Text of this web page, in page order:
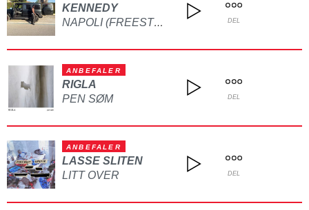
KENNEDY
NAPOLI (FREESTYLE) DEL
ANBEFALER
RIGLA
PEN SØM
DEL
ANBEFALER
LASSE SLITEN
LITT OVER
DEL